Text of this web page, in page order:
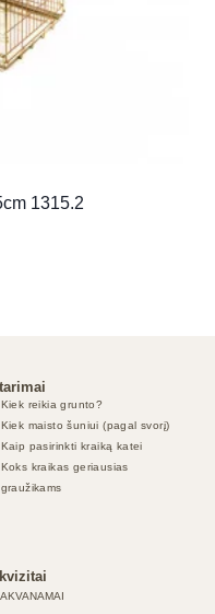
1315.2
Kiek reikia grunto?
Kiek maisto šuniui (pagal svorį)
Kaip pasirinkti kraiką katei
Koks kraikas geriausias
graužikams